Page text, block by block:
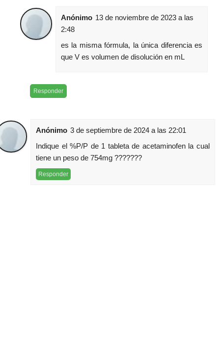
Anónimo 13 de noviembre de 2023 a las
2:48
es la misma fórmula, la única diferencia es
que V es volumen de disolución en mL
Responder
Anónimo 3 de septiembre de 2024 a las 22:01
Indique el %P/P de 1 tableta de acetaminofen la cual
tiene un peso de 754mg ???????
Responder